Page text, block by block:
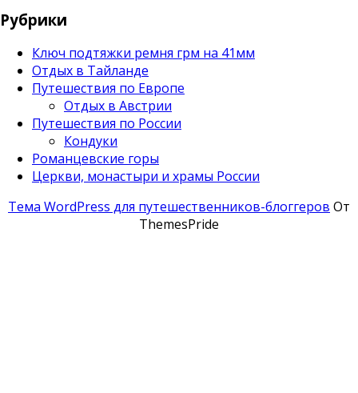
Рубрики
Ключ подтяжки ремня грм на 41мм
Отдых в Тайланде
Путешествия по Европе
Отдых в Австрии
Путешествия по России
Кондуки
Романцевские горы
Церкви, монастыри и храмы России
Тема WordPress для путешественников-блоггеров От
ThemesPride